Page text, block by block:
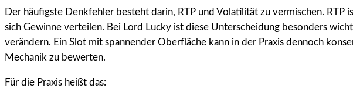
Der häufigste Denkfehler besteht darin, RTP und Volatilität zu vermischen.
sich Gewinne verteilen. Bei Lord Lucky ist diese Unterscheidung besonders
verändern. Ein Slot mit spannender Oberfläche kann in der Praxis dennoch
Mechanik zu bewerten.
Für die Praxis heißt das: